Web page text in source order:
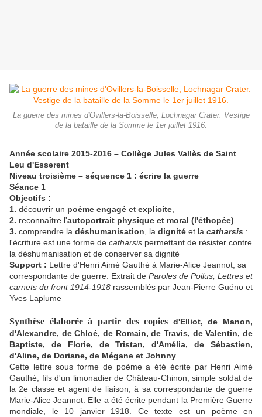
La guerre des mines d'Ovillers-la-Boisselle, Lochnagar Crater. Vestige
de la bataille de la Somme le 1er juillet 1916.
Année scolaire 2015-2016 – Collège Jules Vallès de Saint
Leu d'Esserent
Niveau troisième – séquence 1 : écrire la guerre
Séance 1
Objectifs :
1. découvrir un poème engagé et explicite
2. reconnaître l'autoportrait physique et moral (l'éthopée)
3. comprendre la déshumanisation , la dignité et la catharsis :
l'écriture est une forme de catharsis permettant de résister contre
la déshumanisation et de conserver sa dignité
Support : Lettre d'Henri Aimé Gauthé à Marie-Alice Jeannot, sa
correspondante de guerre. Extrait de Paroles de Poilus, Lettres et
carnets du front 1914-1918 rassemblés par Jean-Pierre Guéno et
Yves Laplume
Synthèse élaborée à partir des copies d'Elliot, de Manon,
d'Alexandre, de Chloé, de Romain, de Travis, de Valentin, de
Baptiste, de Florie, de Tristan, d'Amélia, de Sébastien,
d'Aline, de Doriane, de Mégane et Johnny
Cette lettre sous forme de poème a été écrite par Henri Aimé
Gauthé, fils d'un limonadier de Château-Chinon, simple soldat de
la 2e classe et agent de liaison, à sa correspondante de guerre
Marie-Alice Jeannot. Elle a été écrite pendant la Première Guerre
mondiale, le 10 janvier 1918. Ce texte est un poème en